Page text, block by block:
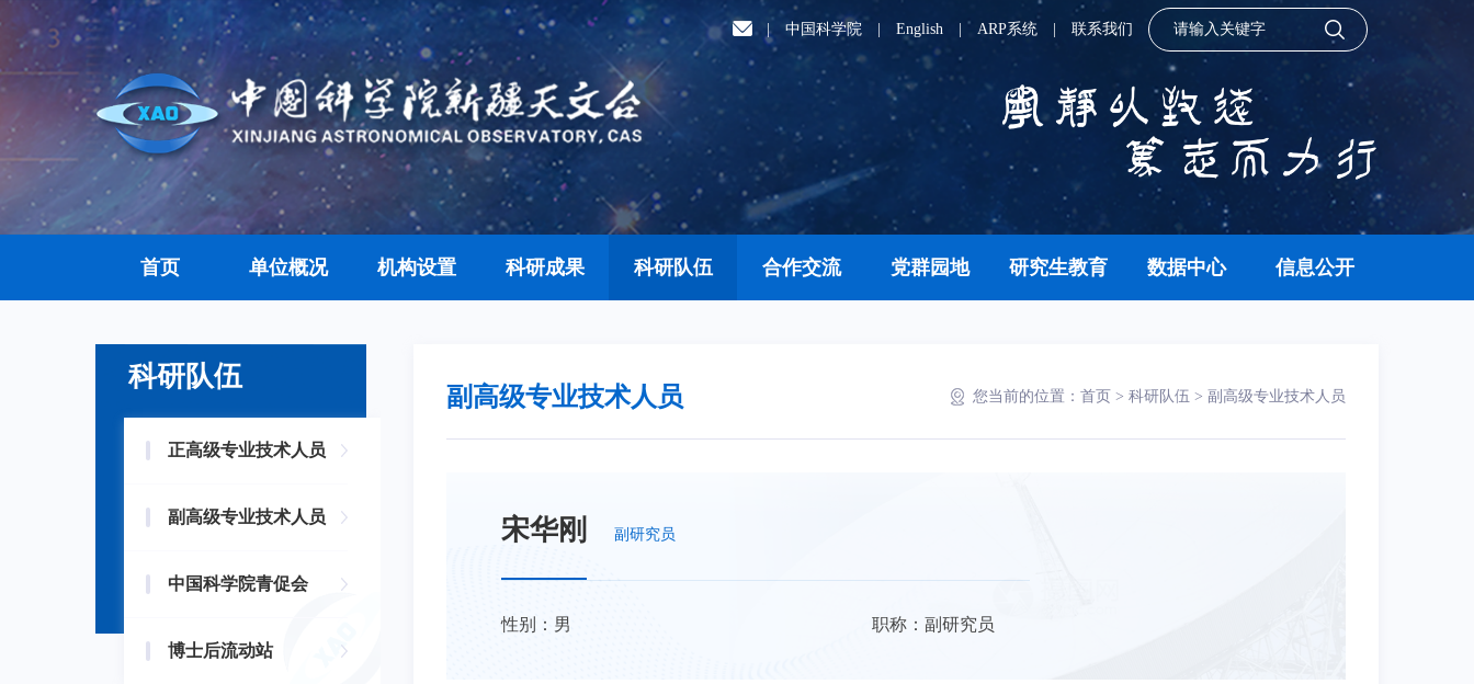
| 中国科学院 English ARP系统 联系我们
首页 单位概况 机构设置 科研成果 科研队伍 合作交流 党群园地 研究生教育 数据中心 信息公开
科研队伍
正高级专业技术人员
副高级专业技术人员
中国科学院青促会
博士后流动站
您当前的位置： 首页 > 科研队伍 > 副高级专业技术人员
副高级专业技术人员
宋华刚 副研究员
性别：男 职称：副研究员